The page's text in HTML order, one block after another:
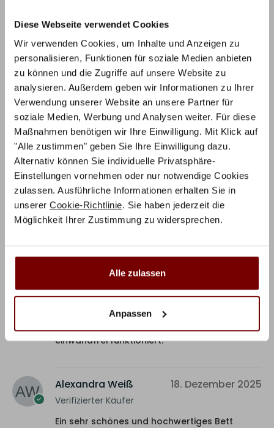
Diese Webseite verwendet Cookies
Wir verwenden Cookies, um Inhalte und Anzeigen zu
personalisieren, Funktionen für soziale Medien anbieten
zu können und die Zugriffe auf unsere Website zu
analysieren. Außerdem geben wir Informationen zu Ihrer
Verwendung unserer Website an unsere Partner für
soziale Medien, Werbung und Analysen weiter. Für diese
Maßnahmen benötigen wir Ihre Einwilligung. Mit Klick auf
"Alle zustimmen" geben Sie Ihre Einwilligung dazu.
Alternativ können Sie individuelle Privatsphäre-
Einstellungen vornehmen oder nur notwendige Cookies
zulassen. Ausführliche Informationen erhalten Sie in
unserer Cookie-Richtlinie. Sie haben jederzeit die
Möglichkeit Ihrer Zustimmung zu widersprechen.
Alle zulassen
Anpassen
5 Sterne
88%
4 Sterne
12%
3 Sterne
0%
2 Sterne
0%
1 Stern
0%
1-5 von 8 Rezensionen
Ingrid T.
Verifizierter Käufer
22. März 2026
Fantastisches Holzbett, durchdacht, mit
schönem Holz
Bernd 11. Januar 2026
einwandfrei funktioniert.
Alexandra Weiß
Verifizierter Käufer
18. Dezember 2025
Ein sehr schönes und hochwertiges Bett